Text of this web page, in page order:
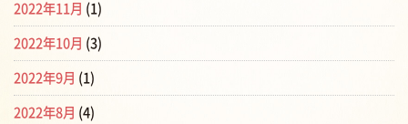
2022年11月 (1)
2022年10月 (3)
2022年9月 (1)
2022年8月 (4)